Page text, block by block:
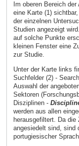
Im oberen Bereich
eine Karte (1)
der einzelnen
Studien angezeigt
auf solche Punkte
kleinen Fenster eine
zur Studie.
Unter der Karte links
Suchfelder (2) -
Auswahl der
Sektoren
Disziplinen -
werden aus allen
herausgefiltert. Da die
angesiedelt sind, sind
portugiesischer